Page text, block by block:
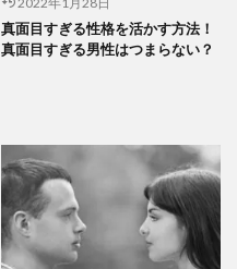
真面目すぎる性格を活かす方法！
真面目すぎる男性はつまらない？